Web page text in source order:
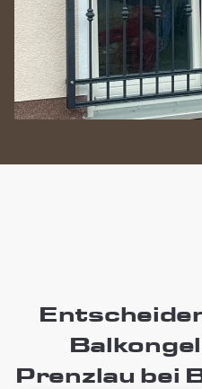
Prenzlau bei